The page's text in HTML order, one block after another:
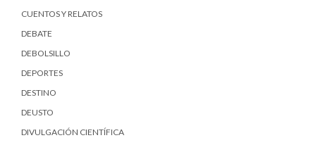
CUENTOS Y RELATOS
DEBATE
DEBOLSILLO
DEPORTES
DESTINO
DEUSTO
DIVULGACIÓN CIENTÍFICA